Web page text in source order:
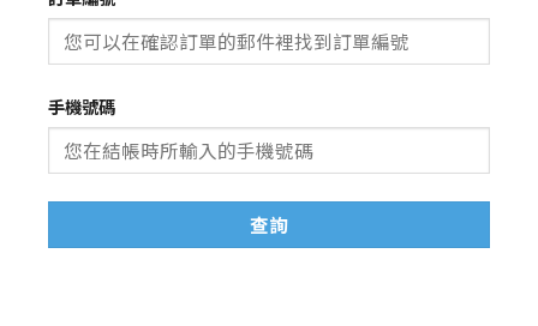
手機號碼
查詢